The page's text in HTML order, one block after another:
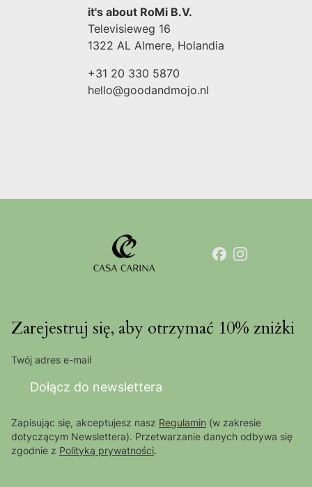
it's about RoMi B.V.
Televisieweg 16
1322 AL Almere, Holandia
+31 20 330 5870
hello@goodandmojo.nl
Zarejestruj się, aby otrzymać 10% zniżki
Twój adres e-mail
Dołącz do newslettera
Zapisując się, akceptujesz nasz Regulamin (w zakresie
dotyczącym Newslettera). Przetwarzanie danych odbywa się
zgodnie z Polityką prywatności.